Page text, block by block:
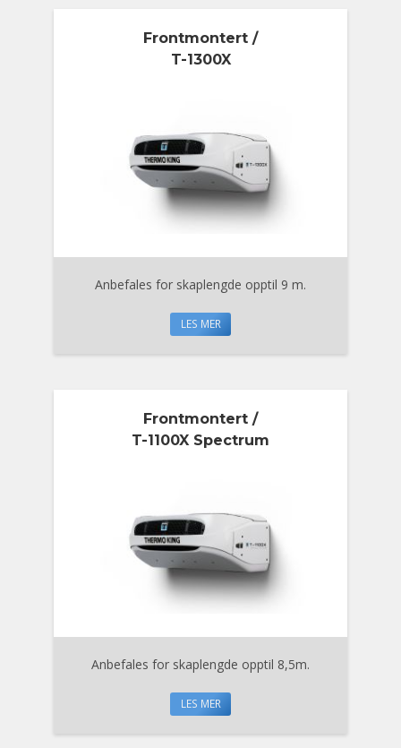
Frontmontert /
T-1300X
Anbefales for skaplengde opptil 9 m.
LES MER
Frontmontert /
T-1100X Spectrum
Anbefales for skaplengde opptil 8,5m.
LES MER